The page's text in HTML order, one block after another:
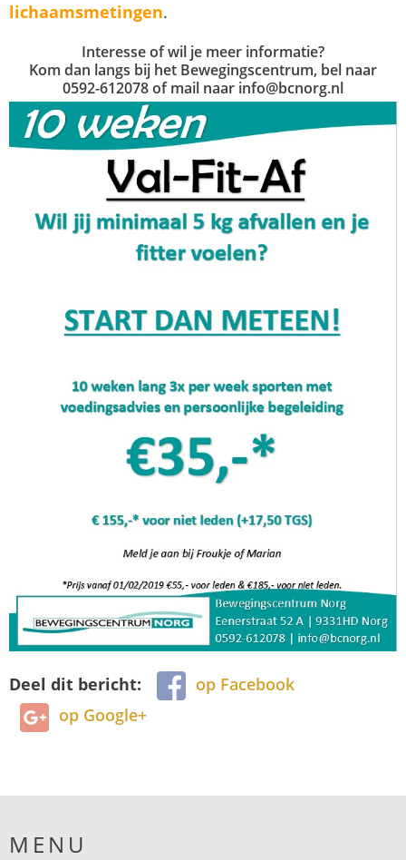
lichaamsmetingen.
Interesse of wil je meer informatie?
Kom dan langs bij het Bewegingscentrum, bel naar
0592-612078 of mail naar info@bcnorg.nl
Deel dit bericht:
op Facebook
op Google+
MENU